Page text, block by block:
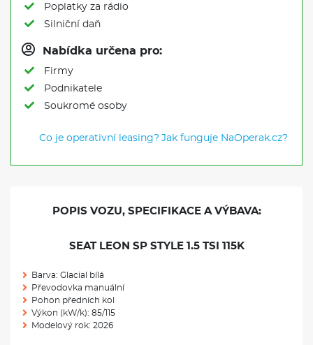
Poplatky za rádio
Silniční daň
Nabídka určena pro:
Firmy
Podnikatele
Soukromé osoby
Co je operativní leasing? Jak funguje NaOperak.cz?
POPIS VOZU, SPECIFIKACE A VÝBAVA:
SEAT LEON SP STYLE 1.5 TSI 115K
Barva: Glacial bílá
Převodovka manuální
Pohon předních kol
Výkon (kW/k): 85/115
Modelový rok: 2026